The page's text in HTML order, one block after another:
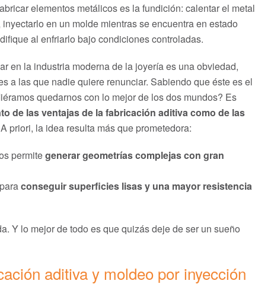
elementos metálicos es la fundición: calentar el metal
en un molde mientras se encuentra en estado
al enfriarlo bajo condiciones controladas.
en la industria moderna de la joyería es una obviedad,
a las que nadie quiere renunciar. Sabiendo que éste es el
quedarnos con lo mejor de los dos mundos? Es
de las ventajas de la fabricación aditiva como de las
A priori, la idea resulta más que prometedora:
permitegenerar geometrías complejas con gran
conseguir superficies lisas y una mayor resistencia
Y lo mejor de todo es que quizás deje de ser un sueño
aditiva y moldeo por inyección